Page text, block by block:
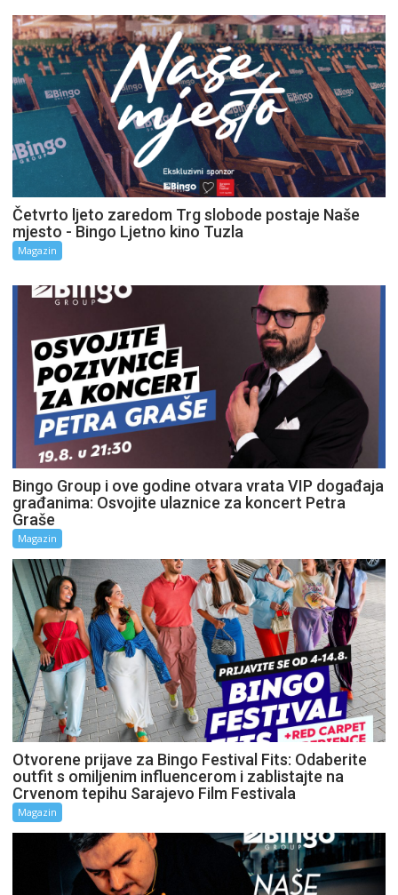
Četvrto ljeto zaredom Trg slobode postaje Naše
mjesto - Bingo Ljetno kino Tuzla
Magazin
Bingo Group i ove godine otvara vrata VIP događaja
građanima: Osvojite ulaznice za koncert Petra
Graše
Magazin
Otvorene prijave za Bingo Festival Fits: Odaberite
outfit s omiljenim influencerom i zablistajte na
Crvenom tepihu Sarajevo Film Festivala
Magazin